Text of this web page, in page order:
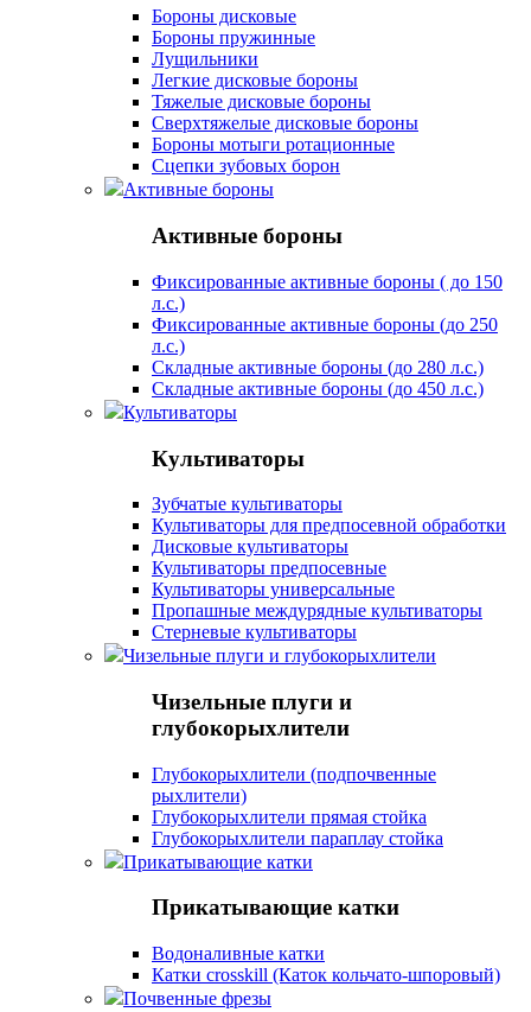
Бороны дисковые
Бороны пружинные
Лущильники
Легкие дисковые бороны
Тяжелые дисковые бороны
Сверхтяжелые дисковые бороны
Бороны мотыги ротационные
Сцепки зубовых борон
Активные бороны
Активные бороны
Фиксированные активные бороны ( до 150
л.с.)
Фиксированные активные бороны (до 250
л.с.)
Складные активные бороны (до 280 л.с.)
Складные активные бороны (до 450 л.с.)
Культиваторы
Культиваторы
Зубчатые культиваторы
Культиваторы для предпосевной обработки
Дисковые культиваторы
Культиваторы предпосевные
Культиваторы универсальные
Пропашные междурядные культиваторы
Стерневые культиваторы
Чизельные плуги и глубокорыхлители
Чизельные плуги и
глубокорыхлители
Глубокорыхлители (подпочвенные
рыхлители)
Глубокорыхлители прямая стойка
Глубокорыхлители параплау стойка
Прикатывающие катки
Прикатывающие катки
Водоналивные катки
Катки crosskill (Каток кольчато-шпоровый)
Почвенные фрезы